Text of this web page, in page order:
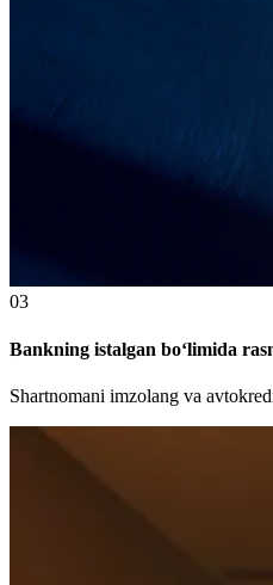
03
Bankning istalgan bo‘limida
Shartnomani imzolang va